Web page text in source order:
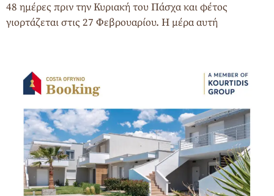
48 ημέρες πριν την Κυριακή του Πάσχα και φέτος
γιορτάζεται στις 27 Φεβρουαρίου. Η μέρα αυτή